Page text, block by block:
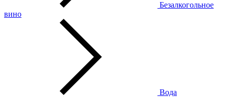
Безалкогольное
вино
Вода